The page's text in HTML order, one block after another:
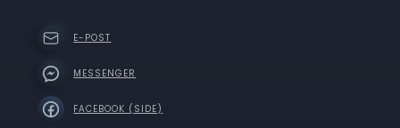
E-POST
MESSENGER
FACEBOOK (SIDE)